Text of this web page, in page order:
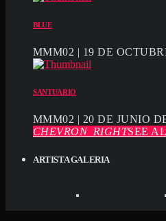
BLUE
MMM02 | 19 DE
SANTUARIO
MMM02 | 20 DE JUNIO
CHEVRON_RIGHTSEE
ARTISTA GALERIA